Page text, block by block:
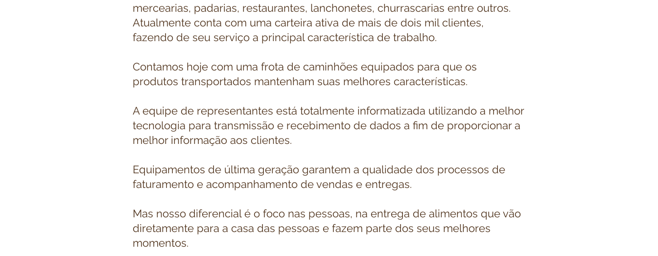
mercearias, padarias, restaurantes, lanchonetes, churrascarias entre outros.
Atualmente conta com uma carteira ativa de mais de dois mil clientes,
fazendo de seu serviço a principal característica de trabalho.
Contamos hoje com uma frota de caminhões equipados para que os
produtos transportados mantenham suas melhores características.
A equipe de representantes está totalmente informatizada utilizando a melhor
tecnologia para transmissão e recebimento de dados a fim de proporcionar a
melhor informação aos clientes.
Equipamentos de última geração garantem a qualidade dos processos de
faturamento e acompanhamento de vendas e entregas.
Mas nosso diferencial é o foco nas pessoas, na entrega de alimentos que vão
diretamente para a casa das pessoas e fazem parte dos seus melhores
momentos.